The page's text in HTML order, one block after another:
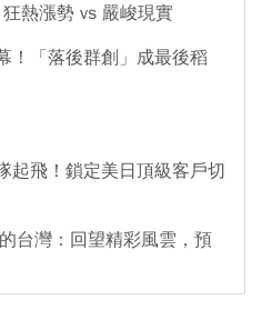
熱漲勢 vs 嚴峻現實
！「落後群創」成最後稻
起飛！鎖定美日頂級客戶切
台灣：回望精彩風雲，預